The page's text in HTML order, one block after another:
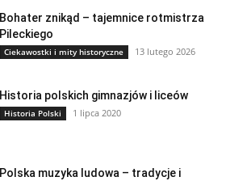
Bohater znikąd – tajemnice rotmistrza
Pileckiego
Ciekawostki i mity historyczne 13 lutego 2026
Historia polskich gimnazjów i liceów
Historia Polski 1 lipca 2020
Polska muzyka ludowa – tradycje i